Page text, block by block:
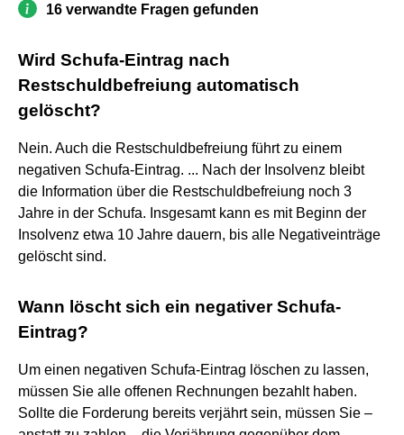
16 verwandte Fragen gefunden
Wird Schufa-Eintrag nach
Restschuldbefreiung automatisch
gelöscht?
Nein. Auch die Restschuldbefreiung führt zu einem
negativen Schufa-Eintrag. ... Nach der Insolvenz bleibt
die Information über die Restschuldbefreiung noch 3
Jahre in der Schufa. Insgesamt kann es mit Beginn der
Insolvenz etwa 10 Jahre dauern, bis alle Negativeinträge
gelöscht sind.
Wann löscht sich ein negativer Schufa-
Eintrag?
Um einen negativen Schufa-Eintrag löschen zu lassen,
müssen Sie alle offenen Rechnungen bezahlt haben.
Sollte die Forderung bereits verjährt sein, müssen Sie –